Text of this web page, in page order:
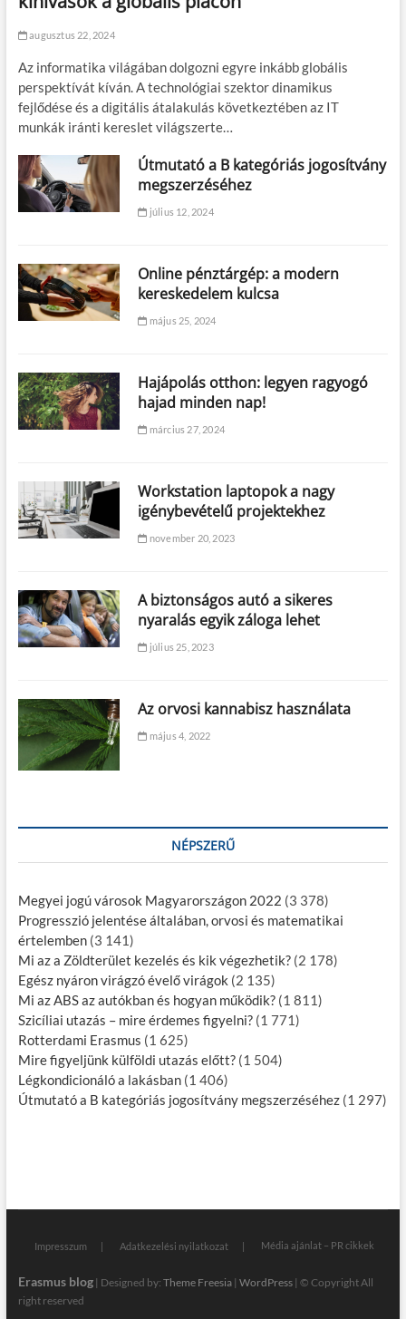
augusztus 22, 2024
Az informatika világában dolgozni egyre inkább globális
perspektívát kíván. A technológiai szektor dinamikus
fejlődése és a digitális átalakulás következtében az IT
munkák iránti kereslet világszerte…
Útmutató a B kategóriás jogosítvány
megszerzéséhez
július 12, 2024
Online pénztárgép: a modern
kereskedelem kulcsa
május 25, 2024
Hajápolás otthon: legyen ragyogó
hajad minden nap!
március 27, 2024
Workstation laptopok a nagy
igénybevételű projektekhez
november 20, 2023
A biztonságos autó a sikeres
nyaralás egyik záloga lehet
július 25, 2023
Az orvosi kannabisz használata
május 4, 2022
NÉPSZERŰ
Megyei jogú városok Magyarországon 2022 (3 378)
Progresszió jelentése általában, orvosi és matematikai
értelemben (3 141)
Mi az a Zöldterület kezelés és kik végezhetik? (2 178)
Egész nyáron virágzó évelő virágok (2 135)
Mi az ABS az autókban és hogyan működik? (1 811)
Szicíliai utazás – mire érdemes figyelni? (1 771)
Rotterdami Erasmus (1 625)
Mire figyeljünk külföldi utazás előtt? (1 504)
Légkondicionáló a lakásban (1 406)
Útmutató a B kategóriás jogosítvány megszerzéséhez (1 297)
Impresszum Adatkezelési nyilatkozat Média ajánlat – PR cikkek
Erasmus blog| Designed by: Theme Freesia| WordPress| © Copyright All
right reserved